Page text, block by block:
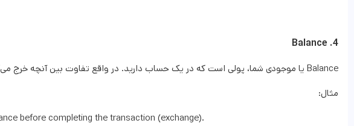
4. Balance
Balance یا موجودی شما، پولی است که در یک حساب دارید. در واقع تفاوت بین آنچه خرج می‌کنید (Debit) و آنچه دریافت می‌کنید (Credit) است.
مثال:
before completing the transaction (exchange).